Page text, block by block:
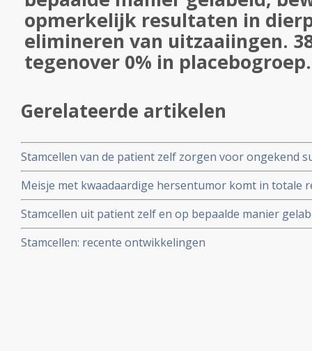
opmerkelijk resultaten in
elimineren van uitzaaiingen.
tegenover 0% in
Gerelateerde artikelen
Stamcellen van de patient zelf zorgen voor ongekend
ernstig beschadigde ogen door chemicalien. 75% had
stamceltransplantatie. Artikel geplaatst 17 juli 2010
Meisje met kwaadaardige hersentumor komt in totale
stamcellen van navelstrengbloed en lijkt genezen.
Stamcellen uit patient zelf en op bepaalde manier
opmerkelijk resultaten in dierproeven bij elimineren
tegenover 0% in placebogroep.
Stamcellen: recente ontwikkelingen